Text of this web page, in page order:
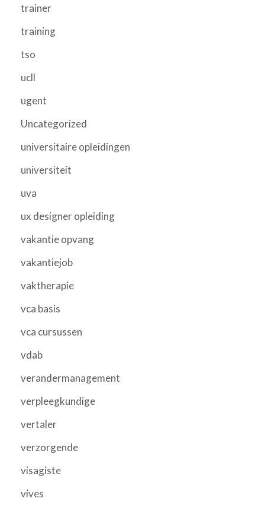
trainer
training
tso
ucll
ugent
Uncategorized
universitaire opleidingen
universiteit
uva
ux designer opleiding
vakantie opvang
vakantiejob
vaktherapie
vca basis
vca cursussen
vdab
verandermanagement
verpleegkundige
vertaler
verzorgende
visagiste
vives